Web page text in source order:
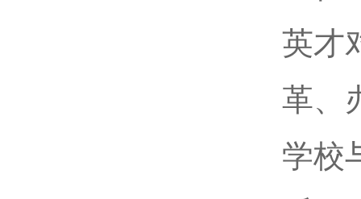
英才
革、
学校